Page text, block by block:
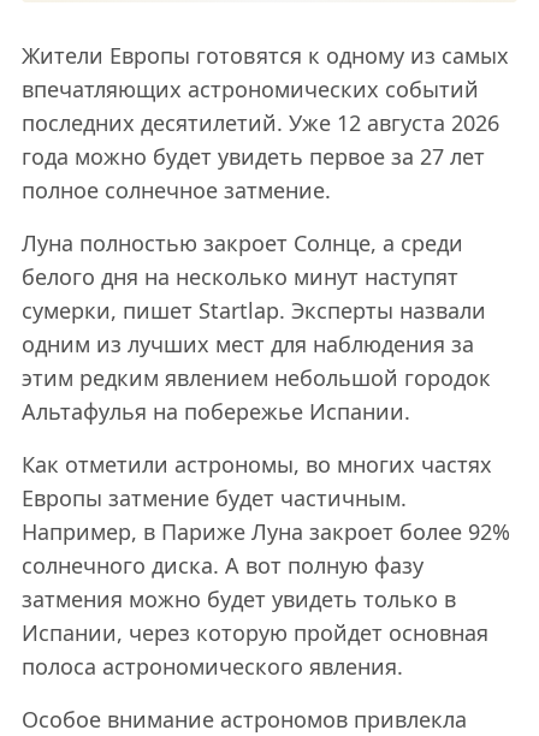
Жители Европы готовятся к одному из самых
впечатляющих астрономических событий
последних десятилетий. Уже 12 августа 2026
года можно будет увидеть первое за 27 лет
полное солнечное затмение.
Луна полностью закроет Солнце, а среди
белого дня на несколько минут наступят
сумерки, пишет Startlap. Эксперты назвали
одним из лучших мест для наблюдения за
этим редким явлением небольшой городок
Альтафулья на побережье Испании.
Как отметили астрономы, во многих частях
Европы затмение будет частичным.
Например, в Париже Луна закроет более 92%
солнечного диска. А вот полную фазу
затмения можно будет увидеть только в
Испании, через которую пройдет основная
полоса астрономического явления.
Особое внимание астрономов привлекла